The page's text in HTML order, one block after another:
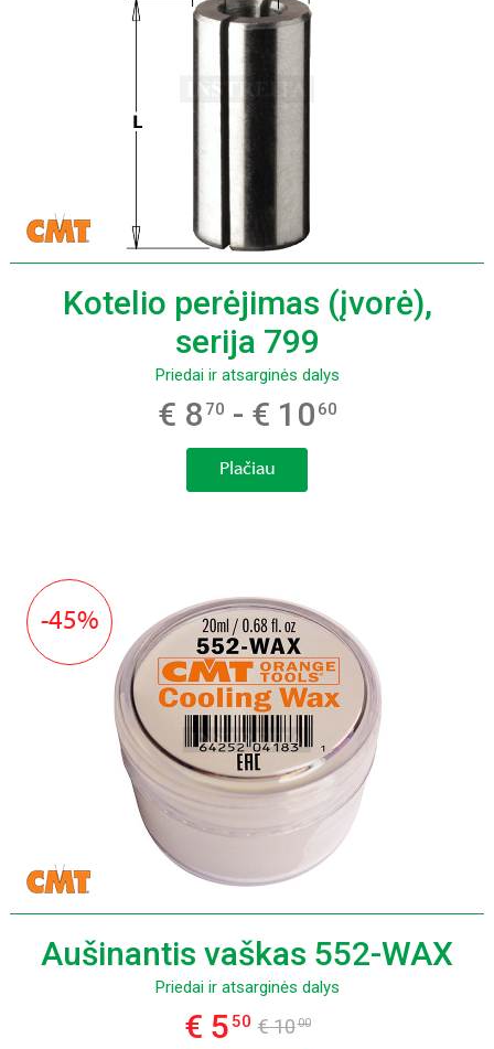
Kotelio perėjimas (įvorė),
serija 799
Priedai ir atsarginės dalys
€ 8 70 - € 10 60
Plačiau
-45%
Aušinantis vaškas 552-WAX
Priedai ir atsarginės dalys
€ 550 € 1000